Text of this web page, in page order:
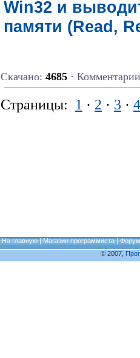
Win32 и
памяти (Read,
Скачано: 4685 ·
Страницы: 1 · 2 · 3 · 4
На главную|Магазин программиста|Форум
© 2007,